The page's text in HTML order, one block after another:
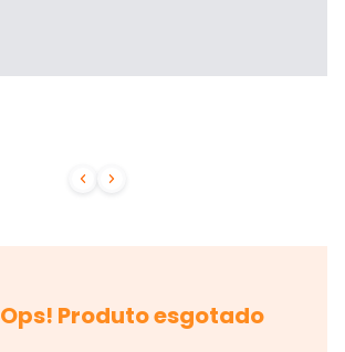
 
Ops! Produto esgotado